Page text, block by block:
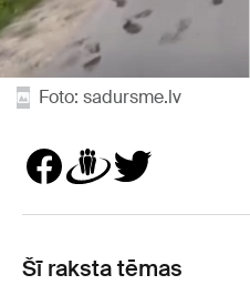
Foto: sadursme.lv
Šī raksta tēmas